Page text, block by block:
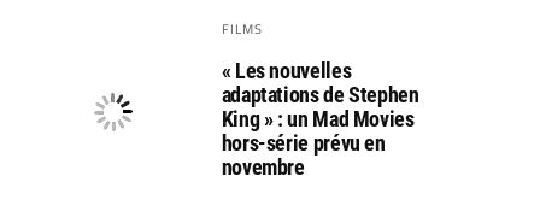
FILMS
« Les nouvelles
adaptations de Stephen
King » : un Mad Movies
hors-série prévu en
novembre